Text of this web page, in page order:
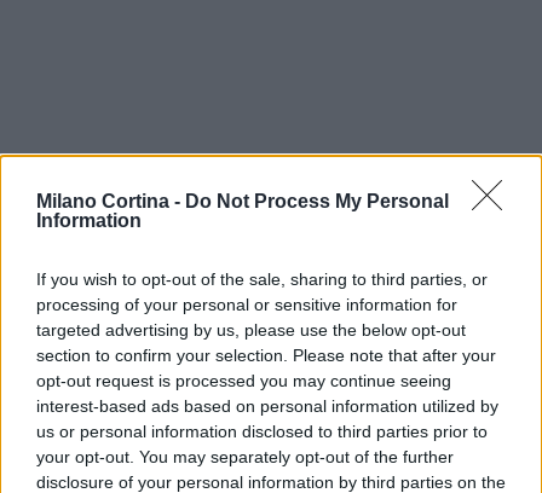
Milano Cortina - Do Not Process My Personal
Information
If you wish to opt-out of the sale, sharing to third parties, or
processing of your personal or sensitive information for
targeted advertising by us, please use the below opt-out
section to confirm your selection. Please note that after your
opt-out request is processed you may continue seeing
interest-based ads based on personal information utilized by
us or personal information disclosed to third parties prior to
your opt-out. You may separately opt-out of the further
disclosure of your personal information by third parties on the
AUTORE
AiAdhubMedia